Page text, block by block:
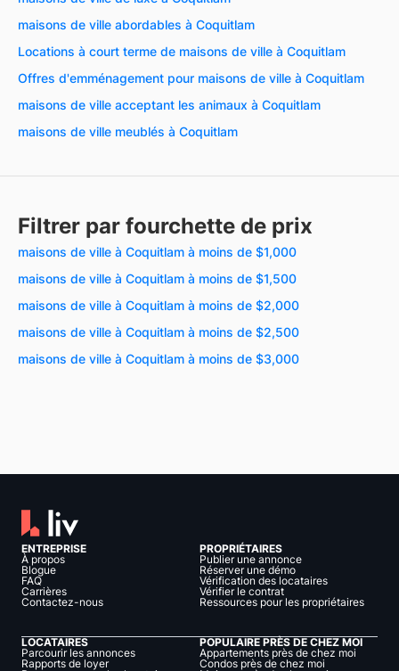
maisons de ville abordables à Coquitlam
Locations à court terme de maisons de ville à Coquitlam
Offres d'emménagement pour maisons de ville à Coquitlam
maisons de ville acceptant les animaux à Coquitlam
maisons de ville meublés à Coquitlam
Filtrer par fourchette de prix
maisons de ville à Coquitlam à moins de $1,000
maisons de ville à Coquitlam à moins de $1,500
maisons de ville à Coquitlam à moins de $2,000
maisons de ville à Coquitlam à moins de $2,500
maisons de ville à Coquitlam à moins de $3,000
ENTREPRISE
À propos
Blogue
FAQ
Carrières
Contactez-nous
PROPRIÉTAIRES
Publier une annonce
Réserver une démo
Vérification des locataires
Vérifier le contrat
Ressources pour les propriétaires
LOCATAIRES
Parcourir les annonces
Rapports de loyer
POPULAIRE PRÈS DE CHEZ MOI
Appartements près de chez moi
Condos près de chez moi